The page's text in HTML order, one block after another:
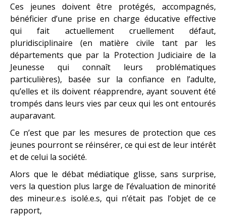
Ces jeunes doivent être protégés, accompagnés,
bénéficier d’une prise en charge éducative effective
qui fait actuellement cruellement défaut,
pluridisciplinaire (en matière civile tant par les
départements que par la Protection Judiciaire de la
Jeunesse qui connaît leurs problématiques
particulières), basée sur la confiance en l’adulte,
qu’elles et ils doivent réapprendre, ayant souvent été
trompés dans leurs vies par ceux qui les ont entourés
auparavant.
Ce n’est que par les mesures de protection que ces
jeunes pourront se réinsérer, ce qui est de leur intérêt
et de celui la société.
Alors que le débat médiatique glisse, sans surprise,
vers la question plus large de l’évaluation de minorité
des mineur.e.s isolé.e.s, qui n’était pas l’objet de ce
rapport,